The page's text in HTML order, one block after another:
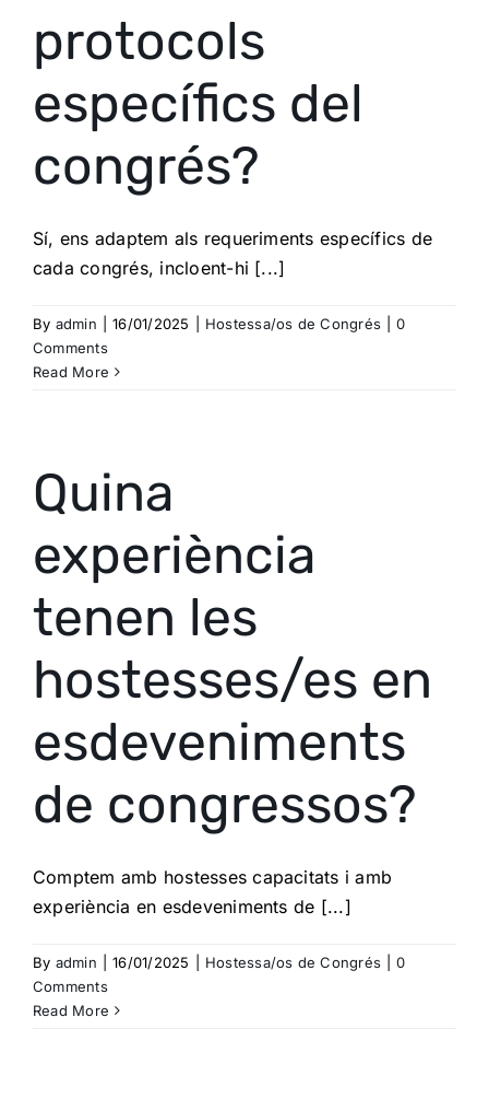
protocols
específics del
congrés?
Sí, ens adaptem als requeriments específics de
cada congrés, incloent-hi [...]
By admin 16/01/2025 Hostessa/os de Congrés
0
Comments
Read More
Quina
experiència
tenen les
hostesses/es en
esdeveniments
de congressos?
Comptem amb hostesses capacitats i amb
experiència en esdeveniments de [...]
By admin 16/01/2025 Hostessa/os de Congrés
0
Comments
Read More